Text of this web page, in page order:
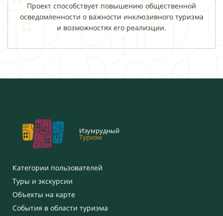
Проект способствует повышению общественной
осведомленности о важности инклюзивного туризма
и возможностях его реализции.
Изумрудный
Туризм
Категории пользователей
Туры и экскурсии
Объекты на карте
События в области туризма